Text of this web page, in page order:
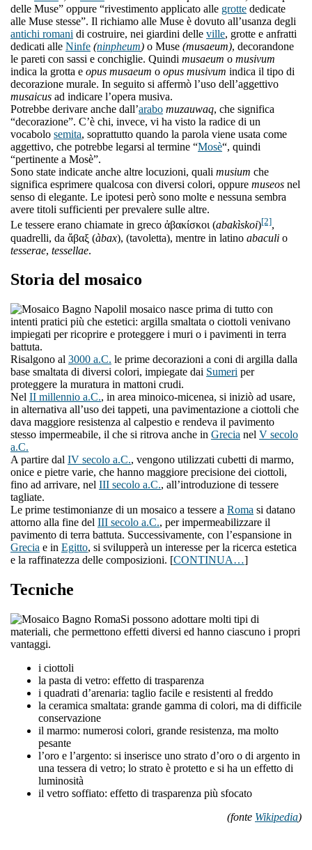
delle Muse” oppure “rivestimento applicato alle grotte dedicate
alle Muse stesse”. Il richiamo alle Muse è dovuto all’usanza degli
antichi romani di costruire, nei giardini delle ville, grotte e anfratti
dedicati alle Ninfe (ninpheum) o Muse (musaeum), decorandone
le pareti con sassi e conchiglie. Quindi musaeum o musivum
indica la grotta e opus musaeum o opus musivum indica il tipo di
decorazione murale. In seguito si affermò l’uso dell’aggettivo
musaicus ad indicare l’opera musiva.
Potrebbe derivare anche dall’arabo muzauwaq, che significa
“decorazione”. C’è chi, invece, vi ha visto la radice di un
vocabolo semita, soprattutto quando la parola viene usata come
aggettivo, che potrebbe legarsi al termine “Mosè“, quindi
“pertinente a Mosè”.
Sono state indicate anche altre locuzioni, quali musium che
significa esprimere qualcosa con diversi colori, oppure museos nel
senso di elegante. Le ipotesi però sono molte e nessuna sembra
avere titoli sufficienti per prevalere sulle altre.
Le tessere erano chiamate in greco ἀβακίσκοι (abakìskoi)[2],
quadrelli, da ἄβαξ (àbax), (tavoletta), mentre in latino abaculi o
tesserae, tessellae.
Storia del mosaico
l mosaico nasce prima di tutto con
intenti pratici più che estetici: argilla smaltata o ciottoli venivano
impiegati per ricoprire e proteggere i muri o i pavimenti in terra
battuta.
Risalgono al 3000 a.C. le prime decorazioni a coni di argilla dalla
base smaltata di diversi colori, impiegate dai Sumeri per
proteggere la muratura in mattoni crudi.
Nel II millennio a.C., in area minoico-micenea, si iniziò ad usare,
in alternativa all’uso dei tappeti, una pavimentazione a ciottoli che
dava maggiore resistenza al calpestio e rendeva il pavimento
stesso impermeabile, il che si ritrova anche in Grecia nel V secolo
a.C.
A partire dal IV secolo a.C., vengono utilizzati cubetti di marmo,
onice e pietre varie, che hanno maggiore precisione dei ciottoli,
fino ad arrivare, nel III secolo a.C., all’introduzione di tessere
tagliate.
Le prime testimonianze di un mosaico a tessere a Roma si datano
attorno alla fine del III secolo a.C., per impermeabilizzare il
pavimento di terra battuta. Successivamente, con l’espansione in
Grecia e in Egitto, si svilupperà un interesse per la ricerca estetica
e la raffinatezza delle composizioni. [CONTINUA…]
Tecniche
Si possono adottare molti tipi di
materiali, che permettono effetti diversi ed hanno ciascuno i propri
vantaggi.
i ciottoli
la pasta di vetro: effetto di trasparenza
i quadrati d’arenaria: taglio facile e resistenti al freddo
la ceramica smaltata: grande gamma di colori, ma di difficile
conservazione
il marmo: numerosi colori, grande resistenza, ma molto
pesante
l’oro e l’argento: si inserisce uno strato d’oro o di argento in
una tessera di vetro; lo strato è protetto e si ha un effetto di
luminosità
il vetro soffiato: effetto di trasparenza più sfocato
(fonte Wikipedia)